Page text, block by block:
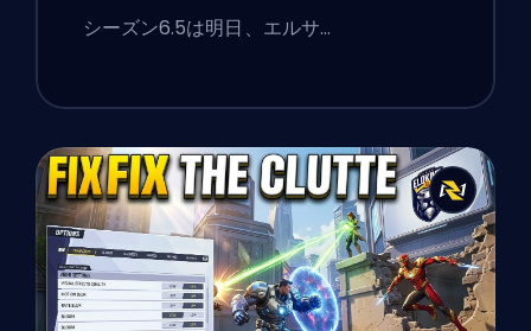
ト、ホワイトフォックス、そして
シーズン6.5は明日、エルサ…